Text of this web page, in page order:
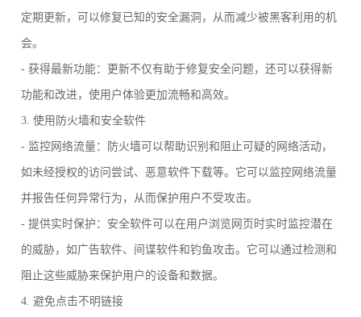
定期更新，可以修复已知的安全漏洞，从而减少被黑客利用的机
会。
- 获得最新功能：更新不仅有助于修复安全问题，还可以获得新
功能和改进，使用户体验更加流畅和高效。
3. 使用防火墙和安全软件
- 监控网络流量：防火墙可以帮助识别和阻止可疑的网络活动，
如未经授权的访问尝试、恶意软件下载等。它可以监控网络流量
并报告任何异常行为，从而保护用户不受攻击。
- 提供实时保护：安全软件可以在用户浏览网页时实时监控潜在
的威胁，如广告软件、间谍软件和钓鱼攻击。它可以通过检测和
阻止这些威胁来保护用户的设备和数据。
4. 避免点击不明链接